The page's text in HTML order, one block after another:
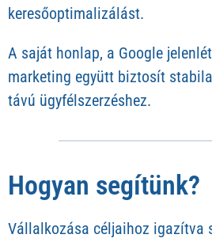
keresőoptimalizálást.
A saját honlap, a Google
marketing együtt biztosít
távú ügyfélszerzéshez.
Hogyan segítünk?
Vállalkozása céljaihoz igazítva